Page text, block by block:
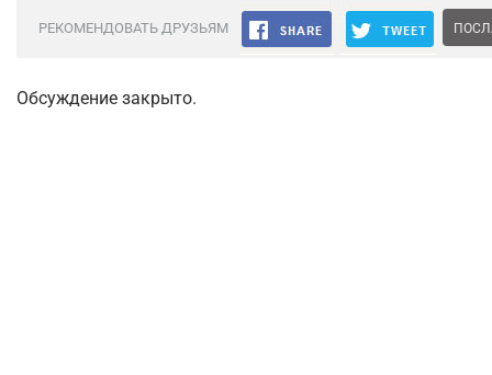
РЕКОМЕНДОВАТЬ ДРУЗЬЯМ
Обсуждение закрыто.